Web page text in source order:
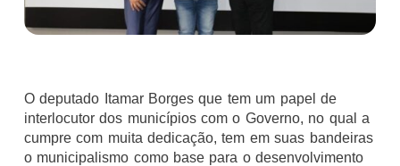
O deputado Itamar Borges que tem um papel de
interlocutor dos municípios com o Governo, no qual a
cumpre com muita dedicação, tem em suas bandeiras
o municipalismo como base para o desenvolvimento